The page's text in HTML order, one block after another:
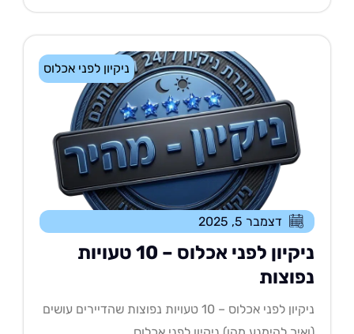
ניקיון לפני אכלוס
דצמבר 5, 2025
ניקיון לפני אכלוס – 10 טעויות
ניקיון לפני אכלוס – 10 טעויות נפוצות שהדיירים עושים